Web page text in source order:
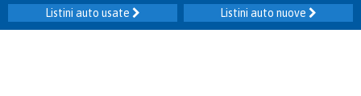
Listini auto nuove
Listini auto usate